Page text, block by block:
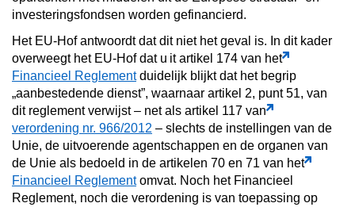
investeringsfondsen worden gefinancierd.
Het EU-Hof antwoordt dat dit niet het geval is. In dit kader
overweegt het EU-Hof dat u it artikel 174 van het
Financieel Reglementduidelijk blijkt dat het begrip
„aanbestedende dienst”, waarnaar artikel 2, punt 51, van
dit reglement verwijst – net als artikel 117 van
verordening nr. 966/2012 – slechts de instellingen van de
Unie, de uitvoerende agentschappen en de organen van
de Unie als bedoeld in de artikelen 70 en 71 van het
Financieel Reglementomvat. Noch het Financieel
Reglement, noch die verordening is van toepassing op